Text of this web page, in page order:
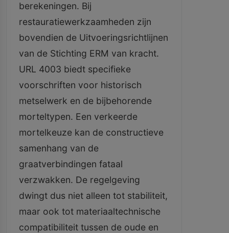
berekeningen. Bij
restauratiewerkzaamheden zijn
bovendien de Uitvoeringsrichtlijnen
van de Stichting ERM van kracht.
URL 4003 biedt specifieke
voorschriften voor historisch
metselwerk en de bijbehorende
morteltypen. Een verkeerde
mortelkeuze kan de constructieve
samenhang van de
graatverbindingen fataal
verzwakken. De regelgeving
dwingt dus niet alleen tot stabiliteit,
maar ook tot materiaaltechnische
compatibiliteit tussen de oude en